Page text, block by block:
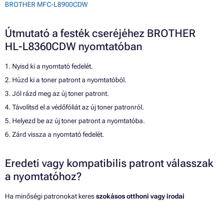
BROTHER MFC-L8900CDW
Útmutató a festék cseréjéhez BROTHER
HL-L8360CDW nyomtatóban
1. Nyisd ki a nyomtató fedelét.
2. Húzd ki a toner patront a nyomtatóból.
3. Jól rázd meg az új toner patront.
4. Távolítsd el a védőfóliát az új toner patronról.
5. Helyezd be az új toner patront a nyomtatóba.
6. Zárd vissza a nyomtató fedelét.
Eredeti vagy kompatibilis patront válasszak
a nyomtatóhoz?
Ha minőségi patronokat keresszokásos otthoni vagy irodai